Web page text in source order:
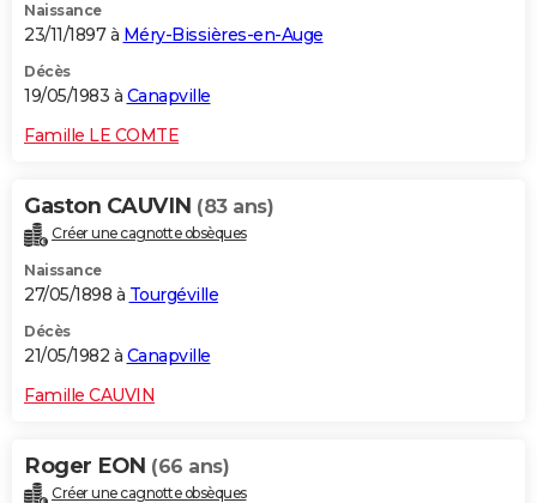
Naissance
23/11/1897 à Méry-Bissières-en-Auge
Décès
19/05/1983 à Canapville
Famille LE COMTE
Gaston CAUVIN (83 ans)
Créer une cagnotte obsèques
Naissance
27/05/1898 à Tourgéville
Décès
21/05/1982 à Canapville
Famille CAUVIN
Roger EON (66 ans)
Créer une cagnotte obsèques